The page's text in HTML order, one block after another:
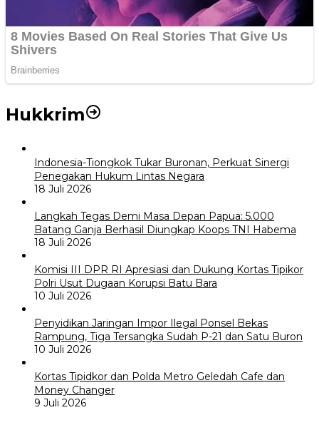
Hukkrim
Indonesia-Tiongkok Tukar Buronan, Perkuat Sinergi
Penegakan Hukum Lintas Negara
18 Juli 2026
Langkah Tegas Demi Masa Depan Papua: 5.000
Batang Ganja Berhasil Diungkap Koops TNI Habema
18 Juli 2026
Komisi III DPR RI Apresiasi dan Dukung Kortas Tipikor
Polri Usut Dugaan Korupsi Batu Bara
10 Juli 2026
Penyidikan Jaringan Impor Ilegal Ponsel Bekas
Rampung, Tiga Tersangka Sudah P-21 dan Satu Buron
10 Juli 2026
Kortas Tipidkor dan Polda Metro Geledah Cafe dan
Money Changer
9 Juli 2026